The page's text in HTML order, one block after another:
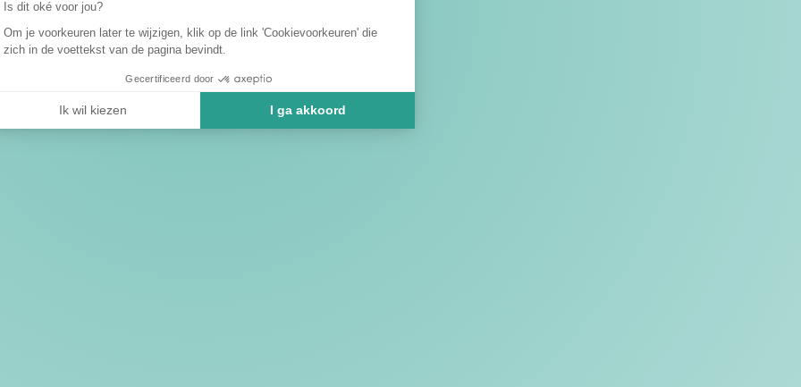
Is dit oké voor jou?
Om je voorkeuren later te wijzigen, klik op de link 'Cookievoorkeuren' die
zich in de voettekst van de pagina bevindt.
Gecertificeerd door
Ik wil kiezen I ga akkoord